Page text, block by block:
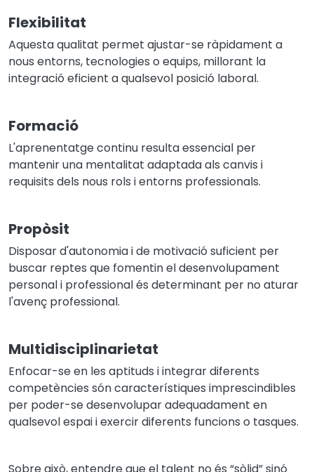
Flexibilitat
Aquesta qualitat permet ajustar-se ràpidament a
nous entorns, tecnologies o equips, millorant la
integració eficient a qualsevol posició laboral.
Formació
L'aprenentatge continu resulta essencial per
mantenir una mentalitat adaptada als canvis i
requisits dels nous rols i entorns professionals.
Propòsit
Disposar d'autonomia i de motivació suficient per
buscar reptes que fomentin el desenvolupament
personal i professional és determinant per no aturar
l'avenç professional.
Multidisciplinarietat
Enfocar-se en les aptituds i integrar diferents
competències són característiques imprescindibles
per poder-se desenvolupar adequadament en
qualsevol espai i exercir diferents funcions o tasques.
Sobre això, entendre que el talent no és “sòlid” sinó